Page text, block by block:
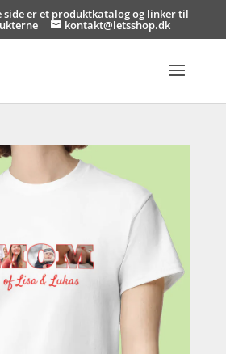
side er et produktkatalog og linker til
kontakt@letsshop.dk